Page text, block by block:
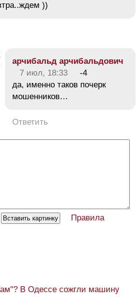
))
арчибальд арчибальдович
7 июл, 18:33
-4
да, именно таков почерк
мошенников…
Ответить
Правила
В Одессе сожгли машину